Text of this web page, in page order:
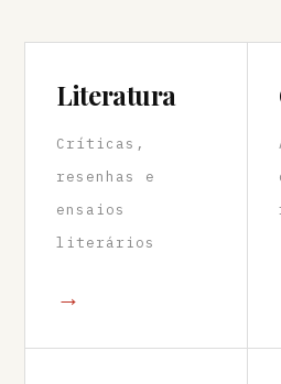
Literatura
Críticas,
resenhas e
ensaios
literários
→